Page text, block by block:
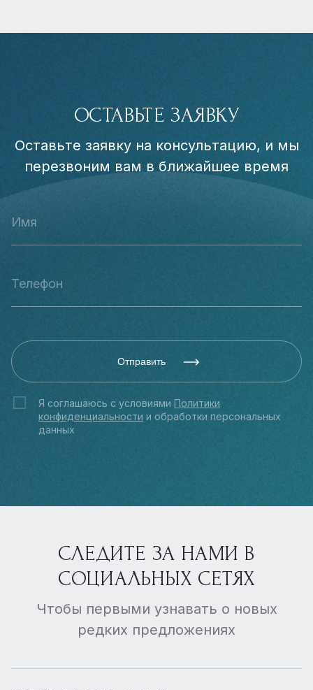
ОСТАВЬТЕ ЗАЯВКУ
Оставьте заявку на консультацию, и мы
перезвоним вам в ближайшее время
Отправить
Я соглашаюсь с условиями Политики
конфиденциальности и обработки персональных
данных
СЛЕДИТЕ ЗА НАМИ В
СОЦИАЛЬНЫХ СЕТЯХ
Чтобы первыми узнавать о новых
редких предложениях